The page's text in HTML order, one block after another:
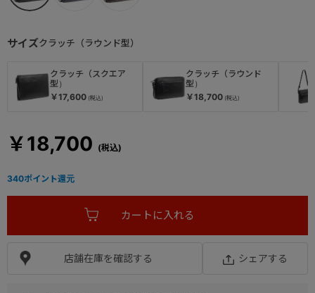
￥18,700
サイズクラッチ（ラウンド型）
クラッチ（スクエア
型）
￥17,600
クラッチ（ラウンド
型）
￥18,700
店舗在庫を確認する シェアする
340ポイント還元